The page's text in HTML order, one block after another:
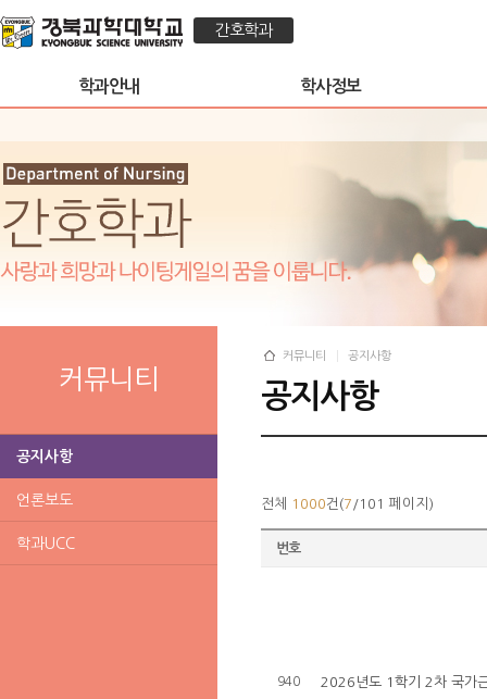
간호학과
학과안내 학사정보
커뮤니티
공지사항
언론보도
학과UCC
커뮤니티 공지사항
공지사항
전체 1000건(7 /101 페이지)
번호
940 2026년도 1학기 2차 국가